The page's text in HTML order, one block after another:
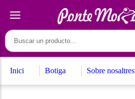
Inici Botiga Sobre nosaltres